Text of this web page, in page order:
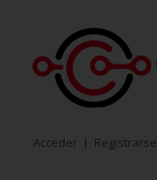
Acceder | Registrarse